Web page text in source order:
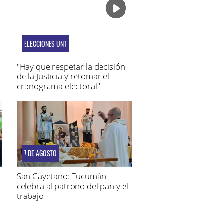
ELECCIONES UNT
"Hay que respetar la decisión
de la Justicia y retomar el
cronograma electoral"
7 DE AGOSTO
San Cayetano: Tucumán
celebra al patrono del pan y el
trabajo